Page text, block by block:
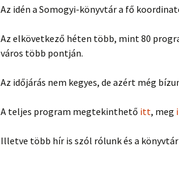
Az idén a Somogyi-könyvtár a fő
Az elkövetkező héten több, mint 80
város több pontján.
Az időjárás nem kegyes, de azért még
A teljes program megtekinthető itt, meg
Illetve több hír is szól rólunk és a